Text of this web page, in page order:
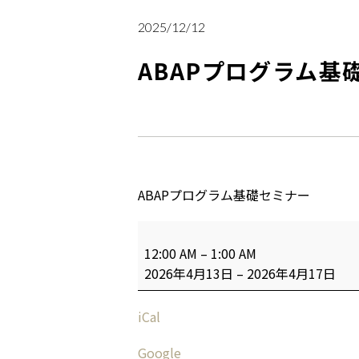
2025/12/12
ABAPプログラム基
ABAPプログラム基礎セミナー
12:00 AM – 1:00 AM
2026年4月13日 – 2026年4月17日
iCal
Google